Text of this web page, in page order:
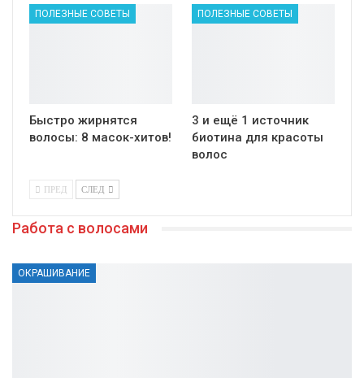
ПОЛЕЗНЫЕ СОВЕТЫ
Быстро жирнятся
волосы: 8 масок-хитов!
ПОЛЕЗНЫЕ СОВЕТЫ
3 и ещё 1 источник
биотина для красоты
волос
ПРЕД СЛЕД
Работа с волосами
ОКРАШИВАНИЕ